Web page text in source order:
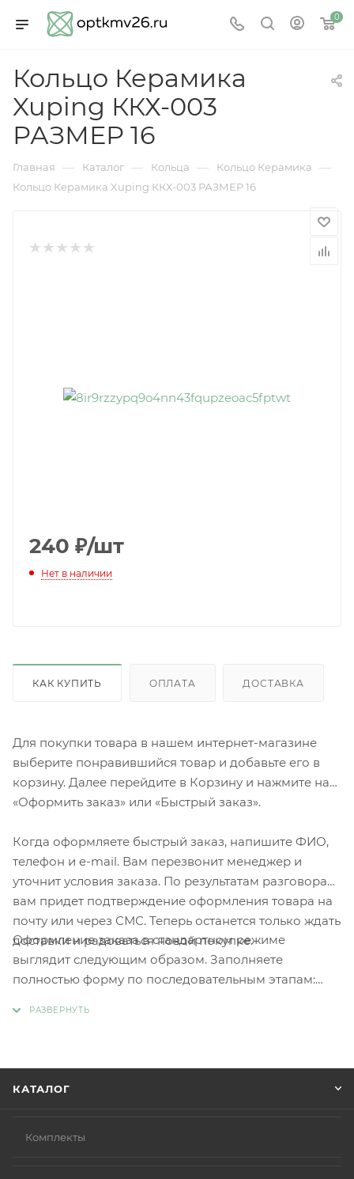
0
Кольцо Керамика
Xuping ККХ-003
РАЗМЕР 16
Главная — Каталог — Кольца — Кольцо Керамика —
Кольцо Керамика Xuping ККХ-003 РАЗМЕР 16
240 ₽/шт
Нет в наличии
КАК КУПИТЬ ОПЛАТА ДОСТАВКА
Для покупки товара в нашем интернет-магазине
выберите понравившийся товар и добавьте его в
корзину. Далее перейдите в Корзину и нажмите на
«Оформить заказ» или «Быстрый заказ».
Когда оформляете быстрый заказ, напишите ФИО,
телефон и e-mail. Вам перезвонит менеджер и
уточнит условия заказа. По результатам разговора
вам придет подтверждение оформления товара на
почту или через СМС. Теперь останется только ждать
доставки и радоваться новой покупке.
Оформление заказа в стандартном режиме
выглядит следующим образом. Заполняете
полностью форму по последовательным этапам:
КАТАЛОГ
Комплекты